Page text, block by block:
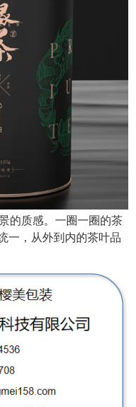
的质感。一圈一圈的茶
一，从外到内的茶叶品